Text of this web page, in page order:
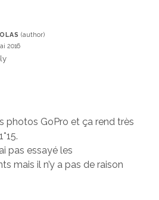
2016
photos GoPro et ça rend très
pas essayé les
mais il n’y a pas de raison